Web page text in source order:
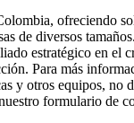
ofreciendo
de diversos
estratégico en el
Para más
y otros equipos, no
formulario de